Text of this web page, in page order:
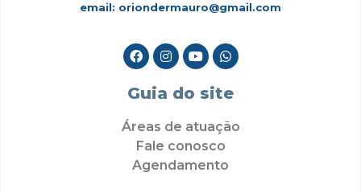
email: oriondermauro@gmail.com
Guia do site
Áreas de atuação
Fale conosco
Agendamento